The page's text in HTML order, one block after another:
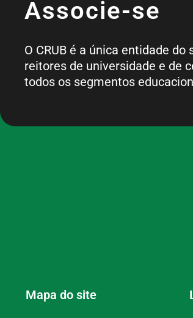
Associe-se
O CRUB é a única entidade do
reitores de universidade e de
todos os segmentos
Mapa do site